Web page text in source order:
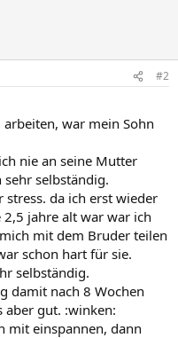
#2
war mein Sohn
nie an seine Mutter
selbständig.
stress. da ich erst wieder
2,5 jahre alt war war ich
mit dem Bruder teilen
schon hart für sie.
selbständig.
damit nach 8 Wochen
aber gut. :winken:
mit einspannen, dann